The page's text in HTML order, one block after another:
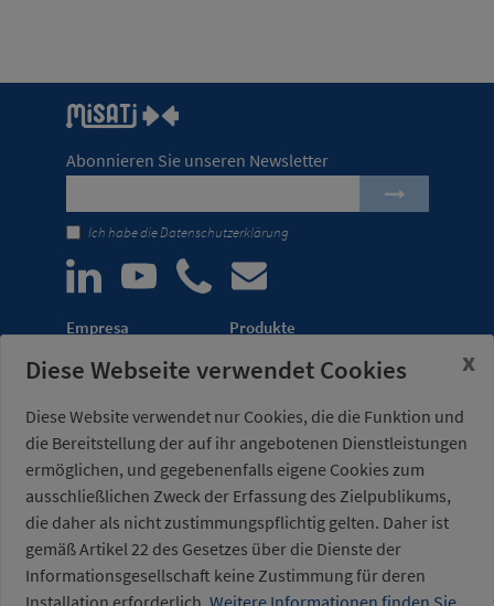
Abonnieren Sie unseren Newsletter
Ich habe dieDatenschutzerklärung
Empresa
Unternehmen
Messen
Vertriebsnetz
Produkte
Automatisierung von
Leichtbau-Robotergreifer
Kraftspanner für
Vorrichtungen
Misati S.L.
Av. de la Riera, 15
08960 Sant Just
Desvern
Bürozeiten:
Montag bis Freitag von
7.00 bis 15.00 Uhr
(UTC+01:00)
Diese Webseite verwendet Cookies
Diese Website verwendet nur Cookies, die die Funktion und
die Bereitstellung der auf ihr angebotenen Dienstleistungen
ermöglichen, und gegebenenfalls eigene Cookies zum
ausschließlichen Zweck der Erfassung des Zielpublikums,
die daher als nicht zustimmungspflichtig gelten. Daher ist
gemäß Artikel 22 des Gesetzes über die Dienste der
Informationsgesellschaft keine Zustimmung für deren
Installation erforderlich. Weitere Informationen finden Sie
x